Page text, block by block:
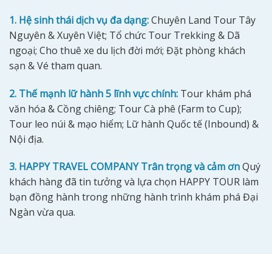
1. Hệ sinh thái dịch vụ đa dạng:Chuyên Land Tour Tây
Nguyên & Xuyên Việt; Tổ chức Tour Trekking & Dã
ngoại; Cho thuê xe du lịch đời mới; Đặt phòng khách
sạn & Vé tham quan.
2. Thế mạnh lữ hành 5 lĩnh vực chính: Tour khám phá
văn hóa & Cồng chiêng; Tour Cà phê (Farm to Cup);
Tour leo núi & mạo hiểm; Lữ hành Quốc tế (Inbound) &
Nội địa.
3. HAPPY TRAVEL COMPANY Trân trọng và cảm ơnQuý
khách hàng đã tin tưởng và lựa chọn HAPPY TOUR làm
bạn đồng hành trong những hành trình khám phá Đại
Ngàn vừa qua.